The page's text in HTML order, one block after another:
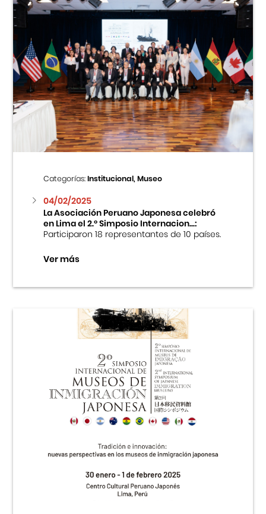
Categorías:Institucional, Museo
04/02/2025
La Asociación Peruano Japonesa celebró
en Lima el 2.º Simposio Internacion...:
Participaron 18 representantes de 10 países.
Ver más